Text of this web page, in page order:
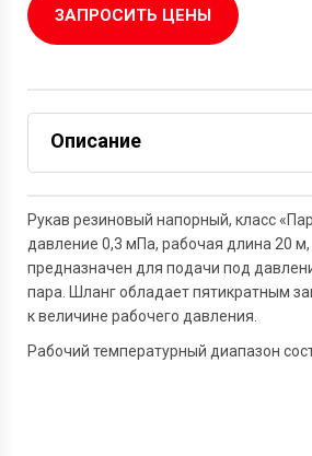
ЗАПРОСИТЬ ЦЕНЫ
Описание
Задать вопрос
Рукав резиновый напорный, класс
давление 0,3 мПа, рабочая длина 20 м,
предназначен для подачи под
пара. Шланг обладает пятикратным
к величине рабочего давления.
Рабочий температурный диапазон